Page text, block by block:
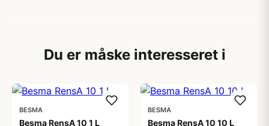
Du er måske interesseret i
BESMA
Besma RensA 10 1 L
BESMA
Besma RensA 10 10 L